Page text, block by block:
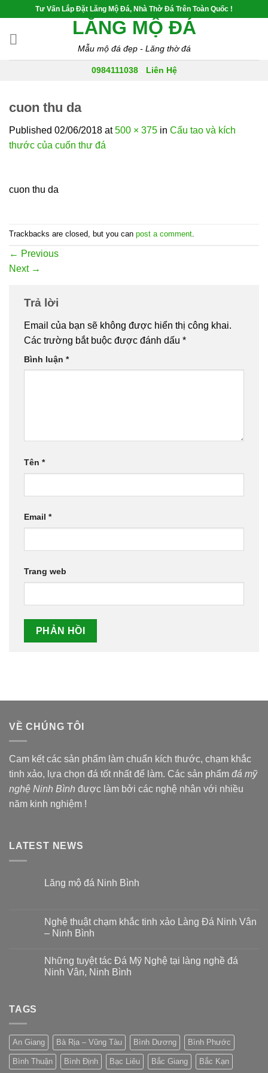
content
Tư Vấn Lắp Đặt Lăng Mộ Đá, Nhà Thờ Đá Trên Toàn Quốc !
LĂNG MỘ ĐÁ
Mẫu mộ đá đẹp - Lăng thờ đá
0984111038- Liên Hệ
cuon thu da
Published 02/06/2018 at500 × 375 in Cấu tao và kích
thước của cuốn thư đá
cuon thu da
Trackbacks are closed, but you can post a comment.
← Previous
Next →
Trả lời
Email của bạn sẽ không được hiển thị công khai.
Các trường bắt buộc được đánh dấu *
Bình luận *
Tên *
Email *
Trang web
VỀ CHÚNG TÔI
Cam kết các sản phẩm làm chuẩn kích thước, chạm khắc
tinh xảo, lựa chọn đá tốt nhất để làm. Các sản phẩm đá mỹ
nghệ Ninh Bình được làm bởi các nghệ nhân với nhiều
năm kinh nghiệm !
LATEST NEWS
Lăng mộ đá Ninh Bình
Nghệ thuật chạm khắc tinh xảo Làng Đá Ninh Vân
– Ninh Bình
Những tuyệt tác Đá Mỹ Nghệ tại làng nghề đá
Ninh Vân, Ninh Bình
TAGS
An Giang Bà Rịa – Vũng Tàu Bình Dương Bình Phước
Bình Thuận Bình Định Bạc Liêu Bắc Giang Bắc Kạn